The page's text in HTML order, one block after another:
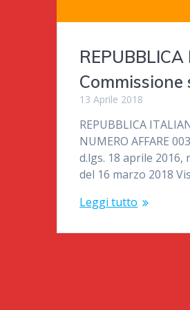
13 Aprile 2018
REPUBBLICA
NUMERO AFFARE
d.lgs. 18 aprile 2016,
del 16 marzo 2018
Leggi tutto